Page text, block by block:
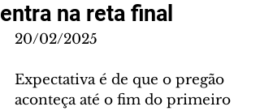
entra na reta final
20/02/2025
Expectativa é de que o pregão
aconteça até o fim do primeiro